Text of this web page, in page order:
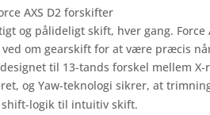
AXS D2 forskifter
og pålideligt skift, hver gang.
ved om gearskift for at være præcis
til 13-tands forskel mellem
og Yaw-teknologi sikrer, at
shift-logik til intuitiv skift.